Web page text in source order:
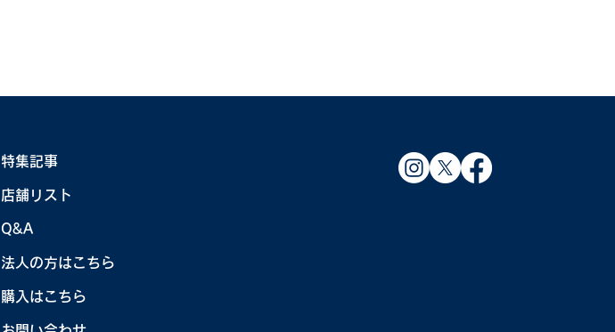
配信！～3夜連続配信第3弾～
特集記事
店舗リスト
Q&A
法人の方はこちら
購入はこちら